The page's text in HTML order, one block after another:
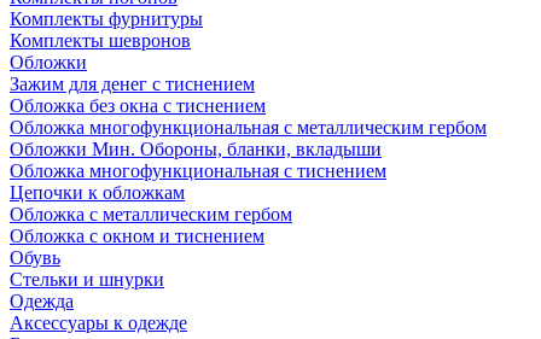
Комплекты фурнитуры
Комплекты шевронов
Обложки
Зажим для денег с тиснением
Обложка без окна с тиснением
Обложка многофункциональная с металлическим гербом
Обложки Мин. Обороны, бланки, вкладыши
Обложка многофункциональная с тиснением
Цепочки к обложкам
Обложка с металлическим гербом
Обложка с окном и тиснением
Обувь
Стельки и шнурки
Одежда
Аксессуары к одежде